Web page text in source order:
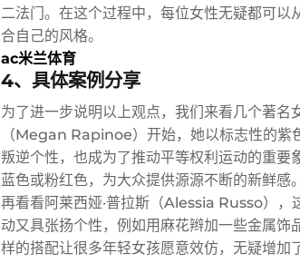
二法门。在这个过程中，每位女性无疑都可
合自己的风格。
ac米兰体育
4、具体案例分享
为了进一步说明以上观点，我们来看几个著名
（Megan Rapinoe）开始，她以标志性的紫
叛逆个性，也成为了推动平等权利运动的重
蓝色或粉红色，为大众提供源源不断的新鲜感。
再看看阿莱西娅·普拉斯（Alessia Russo），
动又具张扬个性，例如用麻花辫加一些金属
样的搭配让很多年轻女孩愿意效仿，无疑增加